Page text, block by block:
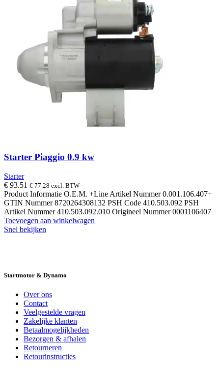
Starter Piaggio 0.9 kw
Starter
€ 93.51 € 77.28 excl. BTW
Product Informatie O.E.M. +Line Artikel Nummer 0.001.106.407+
GTIN Nummer 8720264308132 PSH Code 410.503.092 PSH
Artikel Nummer 410.503.092.010 Origineel Nummer 0001106407
Toevoegen aan winkelwagen
Snel bekijken
Startmotor & Dynamo
Over ons
Contact
Veelgestelde vragen
Zakelijke klanten
Betaalmogelijkheden
Bezorgen & afhalen
Retourneren
Retourinstructies